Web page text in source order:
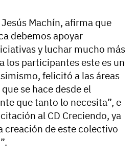
Machín, afirma que
debemos apoyar
y luchar mucho más
los participantes este es un
felicitó a las áreas
se hace desde el
que tanto lo necesita”, e
al CD Creciendo, ya
creación de este colectivo